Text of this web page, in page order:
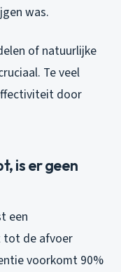
was.
of natuurlijke
Te veel
door
is er geen
een
tot de afvoer
voorkomt 90%